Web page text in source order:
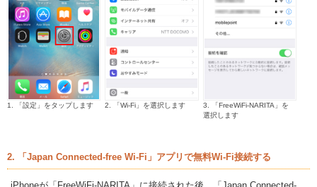
1. 「設定」をタップします 2. 「Wi-Fi」を選択します
3. 「FreeWiFi-NARITA」を
選択します
2. 「Japan Connected-free Wi-Fi」アプリで無料Wi-Fi接続する